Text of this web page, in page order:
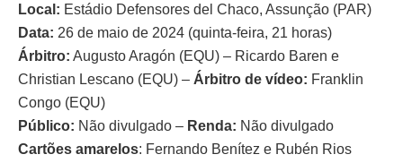
Local: Estádio Defensores del Chaco, Assunção (PAR)
Data: 26 de maio de 2024 (quinta-feira, 21 horas)
Árbitro: Augusto Aragón (EQU) – Ricardo Baren e
Christian Lescano (EQU) – Árbitro de vídeo: Franklin
Congo (EQU)
Público: Não divulgado – Renda: Não divulgado
Cartões amarelos: Fernando Benítez e Rubén Rios